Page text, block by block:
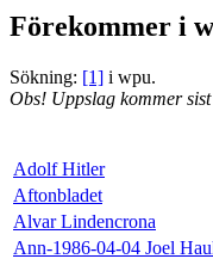
Förekommer i
Sökning: [1] i wpu.
Obs! Uppslag kommer
Adolf Hitler
Aftonbladet
Alvar Lindencrona
Ann-1986-04-04 Joel